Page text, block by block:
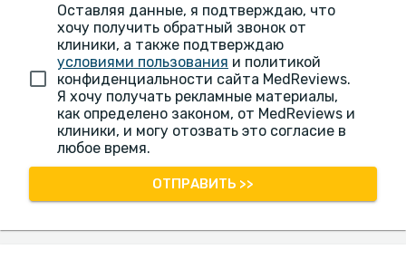
Оставляя данные, я подтверждаю, что
хочу получить обратный звонок от
клиники, а также подтверждаю
условиями пользования и политикой
конфиденциальности сайта MedReviews.
Я хочу получать рекламные материалы,
как определено законом, от MedReviews и
клиники, и могу отозвать это согласие в
любое время.
ОТПРАВИТЬ >>